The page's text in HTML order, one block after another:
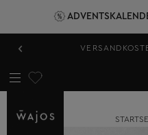
‹